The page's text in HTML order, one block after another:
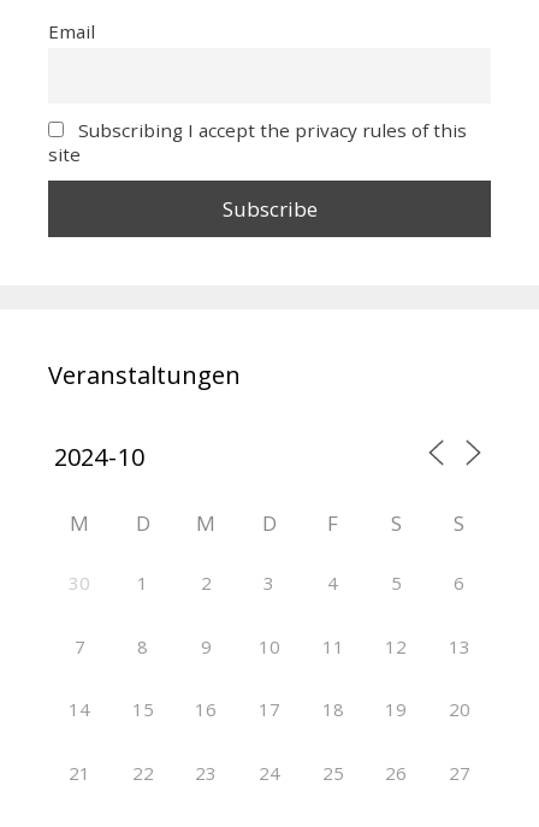
Email
Subscribing I accept the privacy rules of this
site
Veranstaltungen
M D M D F S S
30 1 2 3 4 5 6
7 8 9 10 11 12 13
14 15 16 17 18 19 20
21 22 23 24 25 26 27